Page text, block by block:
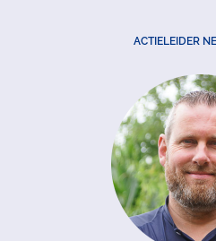
ACTIELEIDER